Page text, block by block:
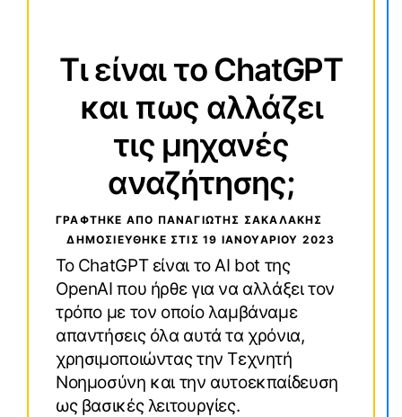
Τι είναι το ChatGPT
και πως αλλάζει
τις μηχανές
αναζήτησης;
ΓΡΑΦΤΗΚΕ ΑΠΟ ΠΑΝΑΓΙΏΤΗΣ ΣΑΚΑΛΆΚΗΣ
ΔΗΜΟΣΙΕΥΘΗΚΕ ΣΤΙΣ 19 ΙΑΝΟΥΑΡΊΟΥ 2023
Το ChatGPT είναι το AI bot της
OpenAI που ήρθε για να αλλάξει τον
τρόπο με τον οποίο λαμβάναμε
απαντήσεις όλα αυτά τα χρόνια,
χρησιμοποιώντας την Τεχνητή
Νοημοσύνη και την αυτοεκπαίδευση
ως βασικές λειτουργίες.